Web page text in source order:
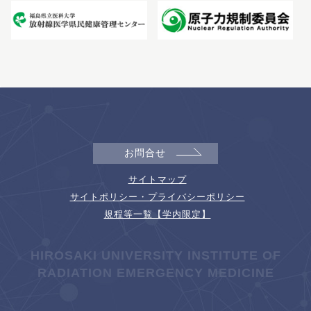
お問合せ
サイトマップ
サイトポリシー・プライバシーポリシー
規程等一覧【学内限定】
HIROSAKI UNIVERSITY INSTITUTE OF
RADIATION EMERGENCY MEDICINE